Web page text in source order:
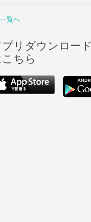
覧へ
リダウンロード
ちら